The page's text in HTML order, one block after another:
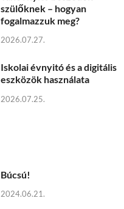
szülőknek – hogyan
fogalmazzuk meg?
2026.07.27.
Iskolai évnyitó és a digitális
eszközök használata
2026.07.25.
Búcsú!
2024.06.21.